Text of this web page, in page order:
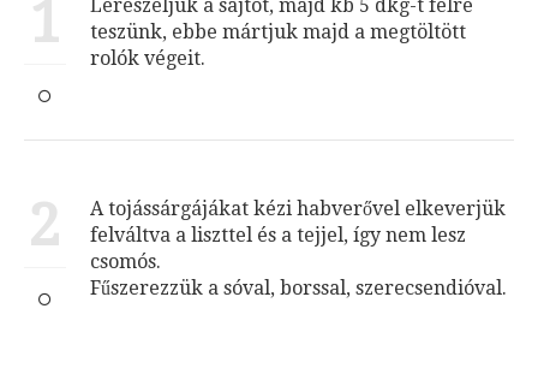
1
Lereszeljük a sajtot, majd kb 5 dkg-t félre
teszünk, ebbe mártjuk majd a megtöltött
rolók végeit.
2
A tojássárgájákat kézi habverővel elkeverjük
felváltva a liszttel és a tejjel, így nem lesz
csomós.
Fűszerezzük a sóval, borssal, szerecsendióval.